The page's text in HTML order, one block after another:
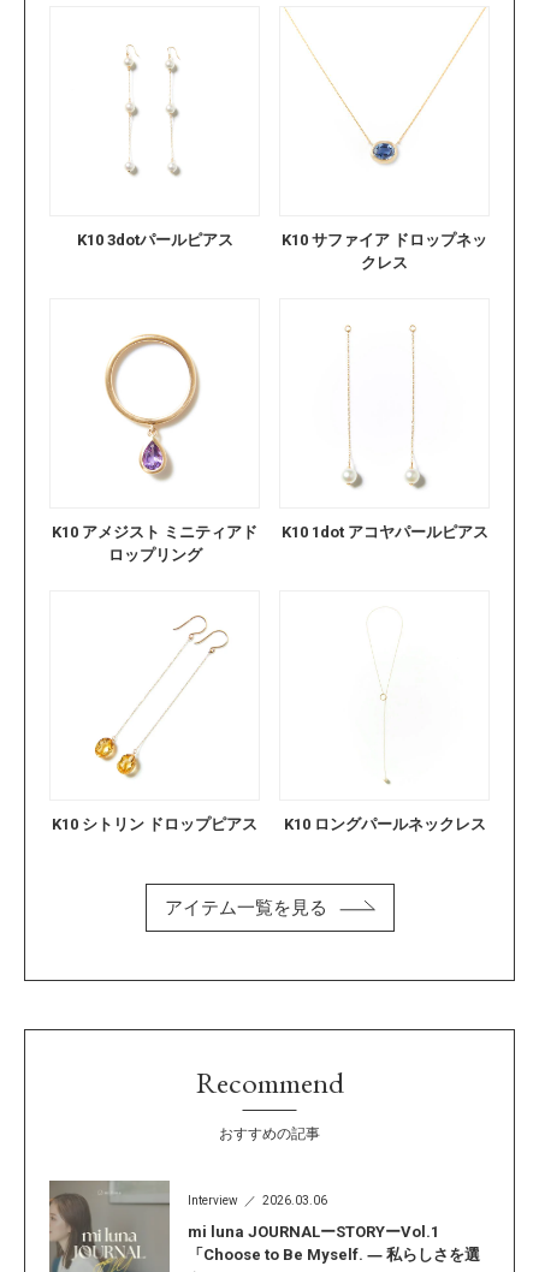
K10 3dotパールピアス
K10 サファイア ドロップネッ
クレス
K10 アメジスト ミニティアド
ロップリング
K10 1dot アコヤパールピアス
K10 シトリン ドロップピアス K10 ロングパールネックレス
アイテム一覧を見る
Recommend
おすすめの記事
Interview 2026.03.06
mi luna JOURNALーSTORYーVol.1
「Choose to Be Myself. ― 私らしさを選